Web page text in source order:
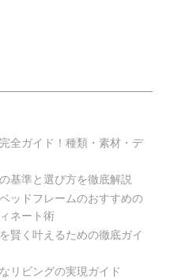
全ガイド！種類・素材・デ
基準と選び方を徹底解説
ッドフレームのおすすめの
ネート術
賢く叶えるための徹底ガイ
リビングの実現ガイド